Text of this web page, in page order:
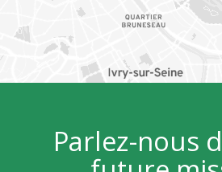
Parlez-nous